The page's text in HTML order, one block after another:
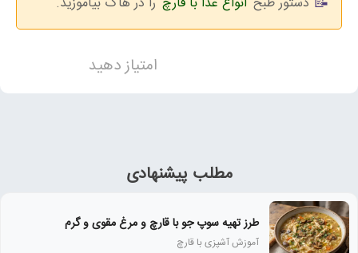
امتیاز دهید
مطلب پیشنهادی
طرز تهیه سوپ جو با قارچ و مرغ مقوی و گرم
آموزش آشپزی با قارچ